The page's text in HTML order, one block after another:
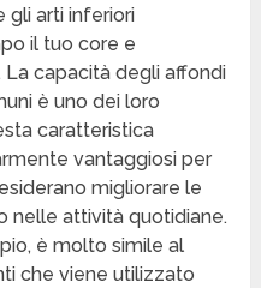
gli arti inferiori
il tuo core e
capacità degli affondi
è uno dei loro
caratteristica
vantaggiosi per
migliorare le
nelle attività quotidiane.
è molto simile al
che viene utilizzato